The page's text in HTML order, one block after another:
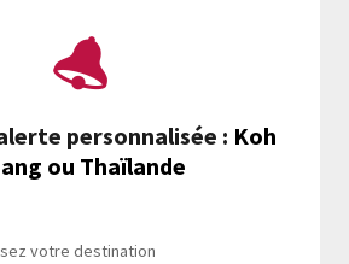
personnalisée : Koh
ou Thaïlande
votre destination